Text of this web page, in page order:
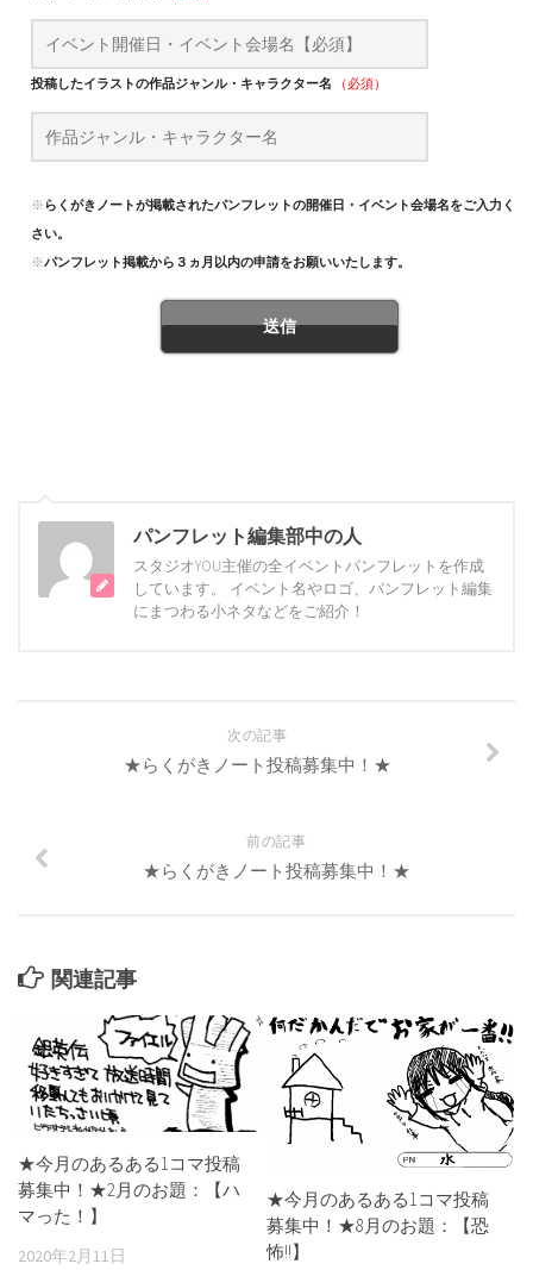
投稿したイラストの作品ジャンル・キャラクター名 （必須）
※ らくがきノートが掲載されたパンフレットの開催日・イベント会場名をご入力くだ
さい。
※パンフレット掲載から３ヵ月以内の申請をお願いいたします。
パンフレット編集部中の人
スタジオYOU主催の全イベントパンフレットを作成
しています。 イベント名やロゴ、パンフレット編集
にまつわる小ネタなどをご紹介！
次の記事
★らくがきノート投稿募集中！★
前の記事
★らくがきノート投稿募集中！★
関連記事
★今月のあるある1コマ投稿
募集中！★2月のお題：【ハ
マった！】
2020年2月11日
★今月のあるある1コマ投稿
募集中！★8月のお題：【恐
怖!!】